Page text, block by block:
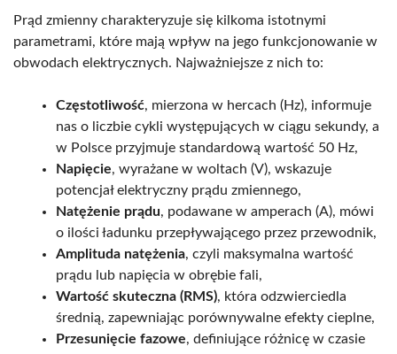
Prąd zmienny charakteryzuje się kilkoma istotnymi
parametrami, które mają wpływ na jego funkcjonowanie w
obwodach elektrycznych. Najważniejsze z nich to:
Częstotliwość, mierzona w hercach (Hz), informuje
nas o liczbie cykli występujących w ciągu sekundy, a
w Polsce przyjmuje standardową wartość 50 Hz,
Napięcie, wyrażane w woltach (V), wskazuje
potencjał elektryczny prądu zmiennego,
Natężenie prądu, podawane w amperach (A), mówi
o ilości ładunku przepływającego przez przewodnik,
Amplituda natężenia, czyli maksymalna wartość
prądu lub napięcia w obrębie fali,
Wartość skuteczna (RMS), która odzwierciedla
średnią, zapewniając porównywalne efekty cieplne,
Przesunięcie fazowe, definiujące różnicę w czasie